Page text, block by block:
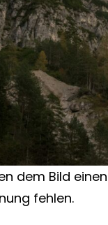
dem Bild
fehlen.